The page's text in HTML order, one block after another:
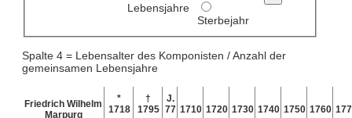
Lebensjahre
Sterbejahr
Spalte 4 = Lebensalter des Komponisten / Anzahl der
gemeinsamen Lebensjahre
Friedrich Wilhelm
Marpurg
*
1718
†
1795
J.
77 1710 1720 1730 1740 1750 1760